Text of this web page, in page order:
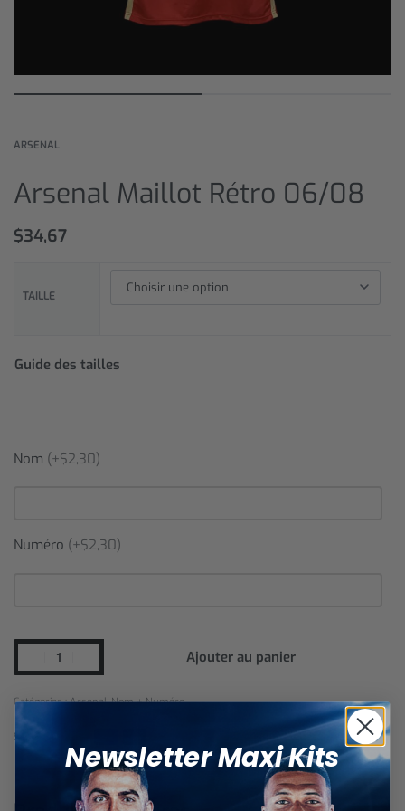
ARSENAL
Arsenal Maillot Rétro 06/08
$34,67
TAILLE
Guide des tailles
Nom (+$2,30)
Numéro (+$2,30)
Ajouter au panier
Catégories :Arsenal,Nom + Numéro
SHARE
Newsletter Maxi Kits